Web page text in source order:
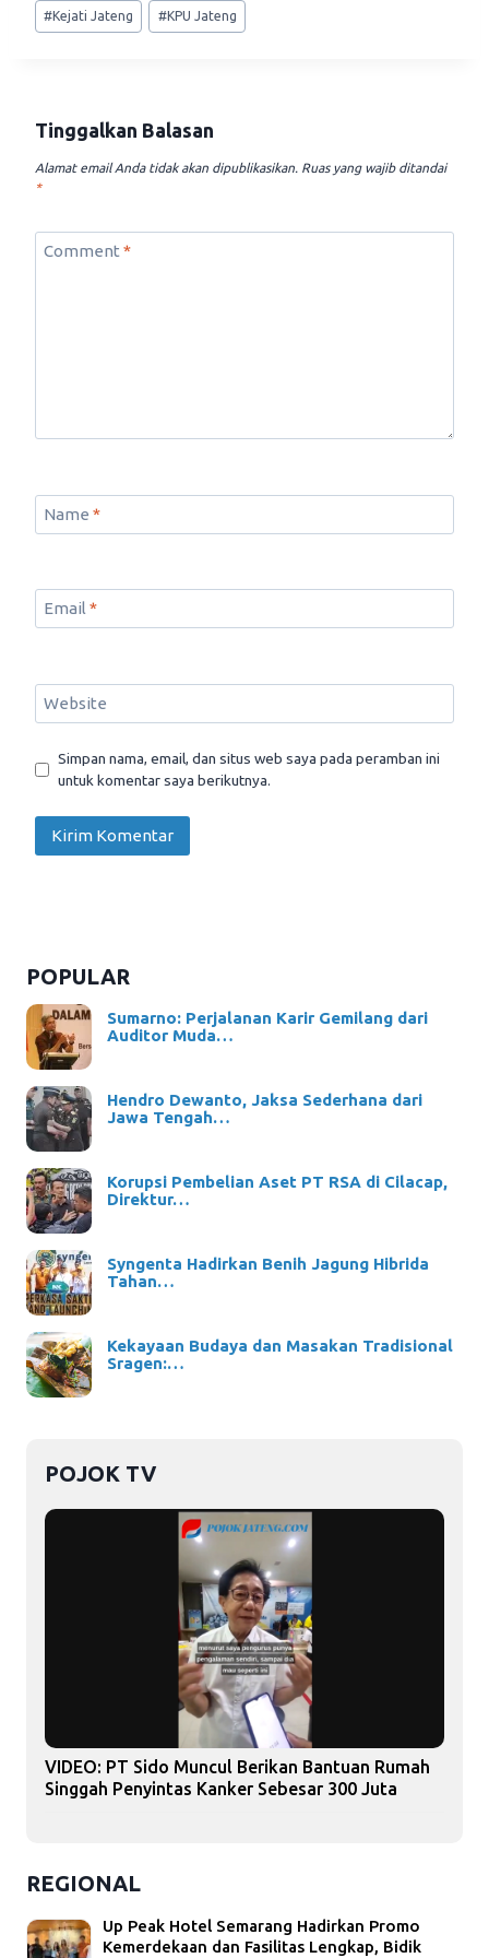
Post
Tags:
#Kejati Jateng #KPU Jateng
Tinggalkan Balasan
Alamat email Anda tidak akan dipublikasikan. Ruas yang wajib ditandai
*
Comment*
Name *
Email*
Website
Simpan nama, email, dan situs web saya pada peramban ini
untuk komentar saya berikutnya.
POPULAR
Sumarno: Perjalanan Karir Gemilang dari
Auditor Muda…
Hendro Dewanto, Jaksa Sederhana dari
Jawa Tengah…
Korupsi Pembelian Aset PT RSA di Cilacap,
Direktur…
Syngenta Hadirkan Benih Jagung Hibrida
Tahan…
Kekayaan Budaya dan Masakan Tradisional
Sragen:…
POJOK TV
VIDEO: PT Sido Muncul Berikan Bantuan Rumah
Singgah Penyintas Kanker Sebesar 300 Juta
REGIONAL
Up Peak Hotel Semarang Hadirkan Promo
Kemerdekaan dan Fasilitas Lengkap, Bidik